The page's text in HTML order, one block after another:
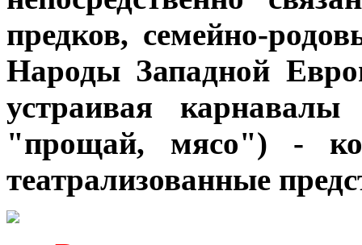
предков, семейно-
Народы Западной
устраивая
"прощай, мясо") -
театрализованные